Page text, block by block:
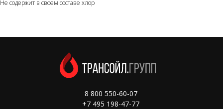
Не содержит в своем составе хлор
8 800 550-60-07
+7 495 198-47-77